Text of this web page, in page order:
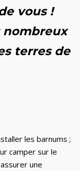
vous !
nombreux
terres de
les barnums ;
camper sur le
une